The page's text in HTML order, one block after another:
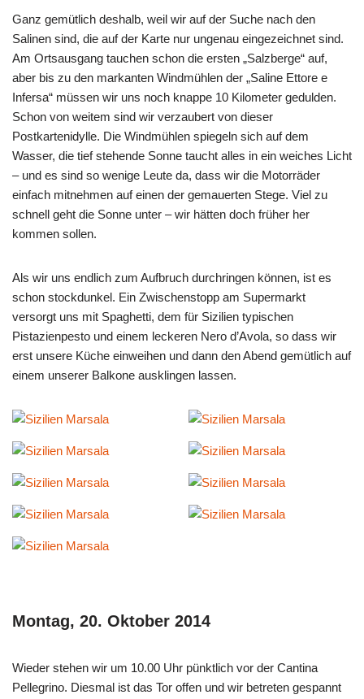
Ganz gemütlich deshalb, weil wir auf der Suche nach den
Salinen sind, die auf der Karte nur ungenau eingezeichnet sind.
Am Ortsausgang tauchen schon die ersten „Salzberge“ auf,
aber bis zu den markanten Windmühlen der „Saline Ettore e
Infersa“ müssen wir uns noch knappe 10 Kilometer gedulden.
Schon von weitem sind wir verzaubert von dieser
Postkartenidylle. Die Windmühlen spiegeln sich auf dem
Wasser, die tief stehende Sonne taucht alles in ein weiches Licht
– und es sind so wenige Leute da, dass wir die Motorräder
einfach mitnehmen auf einen der gemauerten Stege. Viel zu
schnell geht die Sonne unter – wir hätten doch früher her
kommen sollen.
Als wir uns endlich zum Aufbruch durchringen können, ist es
schon stockdunkel. Ein Zwischenstopp am Supermarkt
versorgt uns mit Spaghetti, dem für Sizilien typischen
Pistazienpesto und einem leckeren Nero d’Avola, so dass wir
erst unsere Küche einweihen und dann den Abend gemütlich auf
einem unserer Balkone ausklingen lassen.
Montag, 20. Oktober 2014
Wieder stehen wir um 10.00 Uhr pünktlich vor der Cantina
Pellegrino. Diesmal ist das Tor offen und wir betreten gespannt